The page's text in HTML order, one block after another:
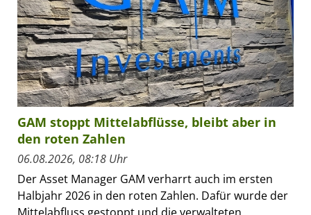
GAM stoppt Mittelabflüsse, bleibt aber in
den roten Zahlen
06.08.2026, 08:18 Uhr
Der Asset Manager GAM verharrt auch im ersten
Halbjahr 2026 in den roten Zahlen. Dafür wurde der